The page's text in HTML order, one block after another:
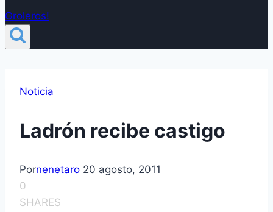
Groleros!
Noticia
Ladrón recibe castigo
Pornenetaro 20 agosto, 2011
0
SHARES